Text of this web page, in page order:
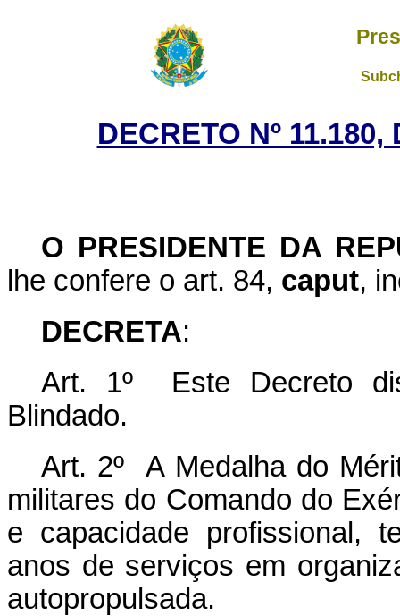
DECRETO Nº
O PRESIDENTE DA
lhe confere o art. 84, caput,
DECRETA:
Art. 1º Este Decreto
Blindado.
Art. 2º A Medalha do
militares do Comando do
e capacidade profissional,
anos de serviços em
autopropulsada.